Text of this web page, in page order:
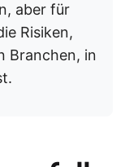
aber für
Risiken,
Branchen, in